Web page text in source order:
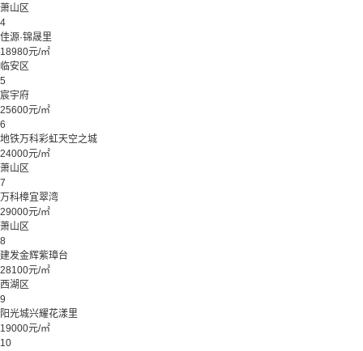
萧山区
4
佳源·锦晟里
18980元/㎡
临安区
5
宸宇府
25600元/㎡
6
地铁万科彩虹天空之城
24000元/㎡
萧山区
7
万科樟宜翠湾
29000元/㎡
萧山区
8
建发金辉紫璋台
28100元/㎡
西湖区
9
阳光城兴耀花漾里
19000元/㎡
10